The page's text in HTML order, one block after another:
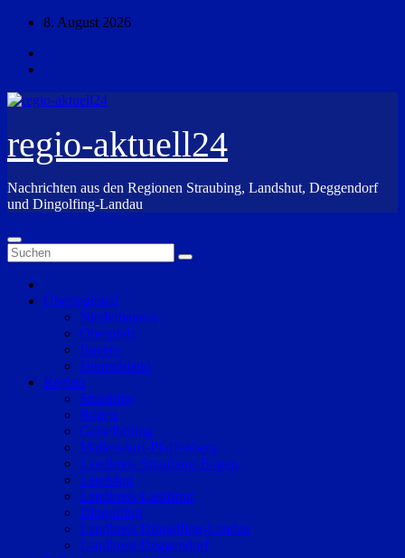
Zum
springen
8. August 2026
regio-aktuell24
Nachrichten aus den Regionen Straubing, Landshut, Deggendorf
und Dingolfing-Landau
Überregional
Niederbayern
Oberpfalz
Bayern
Deutschland
Region
Straubing
Bogen
Geiselhöring
Mallersdorf-Pfaffenberg
Landkreis Straubing-Bogen
Landshut
Landkreis Landshut
Dingolfing
Landkreis Dingolfing-Landau
Landkreis Deggendorf